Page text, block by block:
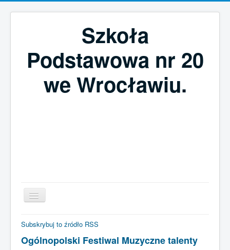
Szkoła
Podstawowa nr 20
we Wrocławiu.
STRONA GŁÓWNA
Subskrybuj to źródło RSS
Ogólnopolski Festiwal Muzyczne talenty